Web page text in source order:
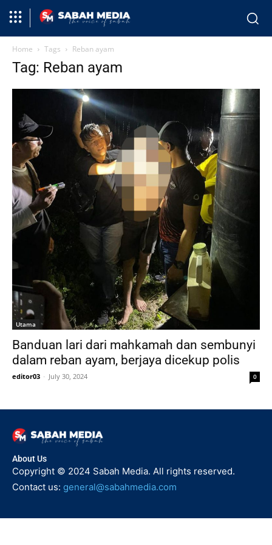
Home Tags Reban ayam
Tag: Reban ayam
Utama
Banduan lari dari mahkamah dan sembunyi
dalam reban ayam, berjaya dicekup polis
editor03 - July 30, 2024 0
About Us
Copyright © 2024 Sabah Media. All rights reserved.
Contact us: general@sabahmedia.com